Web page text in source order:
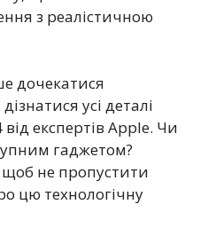
з реалістичною
дочекатися
усі деталі
експертів Apple. Чи
гаджетом?
не пропустити
цю технологічну